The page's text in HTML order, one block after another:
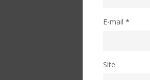
E-mail *
Site